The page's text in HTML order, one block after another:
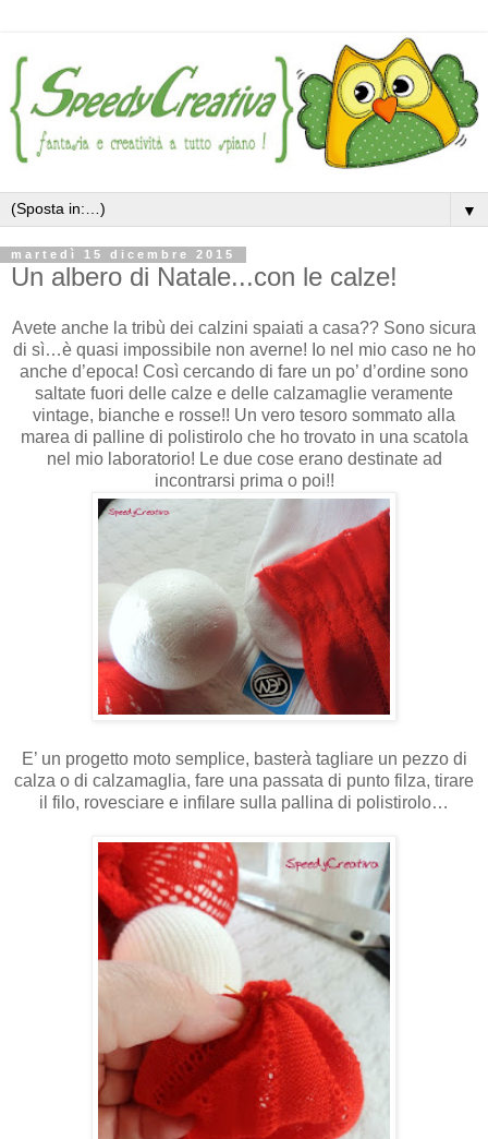
▼
martedì 15 dicembre 2015
Un albero di Natale...con le calze!
Avete anche la tribù dei calzini spaiati a casa?? Sono sicura
di sì…è quasi impossibile non averne! Io nel mio caso ne ho
anche d’epoca! Così cercando di fare un po’ d’ordine sono
saltate fuori delle calze e delle calzamaglie veramente
vintage, bianche e rosse!! Un vero tesoro sommato alla
marea di palline di polistirolo che ho trovato in una scatola
nel mio laboratorio! Le due cose erano destinate ad
incontrarsi prima o poi!!
E’ un progetto moto semplice, basterà tagliare un pezzo di
calza o di calzamaglia, fare una passata di punto filza, tirare
il filo, rovesciare e infilare sulla pallina di polistirolo…